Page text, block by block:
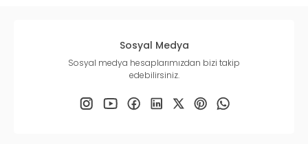
Sosyal Medya
Sosyal medya hesaplarımızdan bizi takip
edebilirsiniz.